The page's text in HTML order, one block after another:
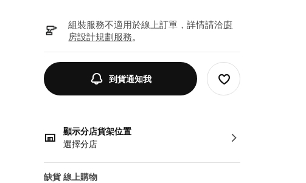
組裝服務不適用於線上訂單，詳情請洽廚
房設計規劃服務。
到貨通知我
顯示分店貨架位置
選擇分店
缺貨 線上購物